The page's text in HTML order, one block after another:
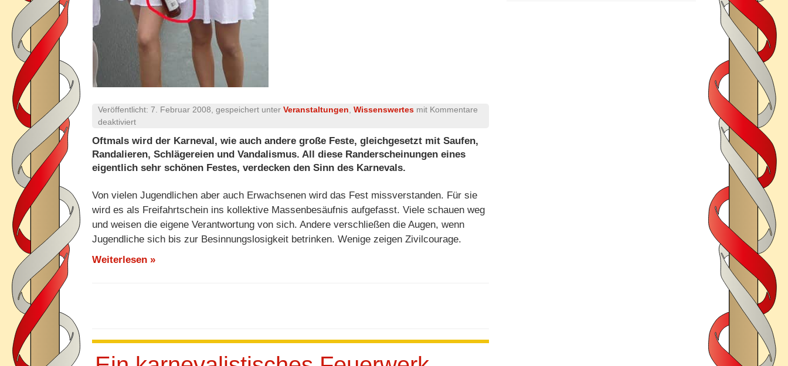
Veröffentlicht: 7. Februar 2008 , gespeichert unter Veranstaltungen Wissenswertes mit Kommentare
deaktiviertfür
und
Jugendschutz
–
ungleiches
Paar?
Oftmals wird der Karneval, wie auch andere große Feste, gleichgesetzt mit Saufen,
Randalieren, Schlägereien und Vandalismus. All diese Randerscheinungen eines
eigentlich sehr schönen Festes, verdecken den Sinn des Karnevals.
Von vielen Jugendlichen aber auch Erwachsenen wird das Fest missverstanden. Für sie
wird es als Freifahrtschein ins kollektive Massenbesäufnis aufgefasst. Viele schauen weg
und weisen die eigene Verantwortung von sich. Andere verschließen die Augen, wenn
Jugendliche sich bis zur Besinnungslosigkeit betrinken. Wenige zeigen Zivilcourage.
Weiterlesen »